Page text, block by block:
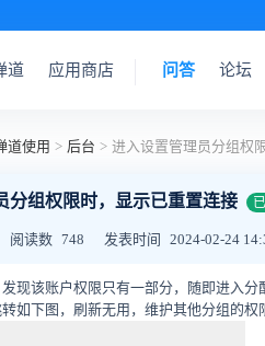
道 应用商店 问答 论坛
道使用 > 后台 >
分组权限时，显示已重置连接
阅读数 748 发表时间 2024-02-24
现该账户权限只有一部分，随即进入
如下图，刷新无用，维护其他分组的权